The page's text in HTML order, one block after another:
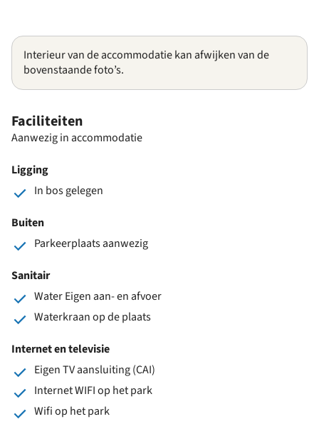
Interieur van de accommodatie kan afwijken van de
bovenstaande foto’s.
Faciliteiten
Aanwezig in accommodatie
Ligging
In bos gelegen
Buiten
Parkeerplaats aanwezig
Sanitair
Water Eigen aan- en afvoer
Waterkraan op de plaats
Internet en televisie
Eigen TV aansluiting (CAI)
Internet WIFI op het park
Wifi op het park